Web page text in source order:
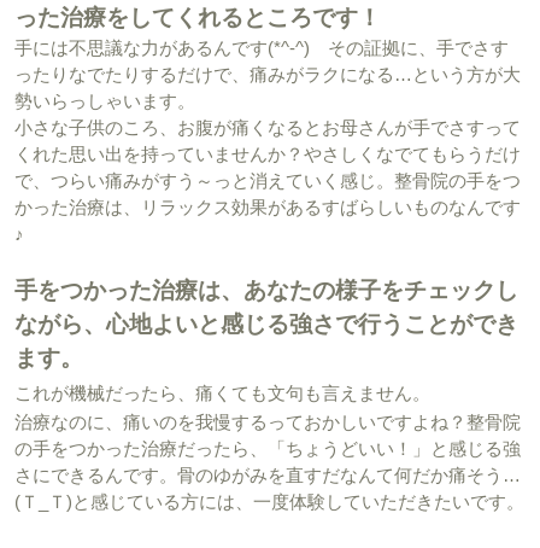
った治療をしてくれるところです！
手には不思議な力があるんです(*^-^) その証拠に、手でさす
ったりなでたりするだけで、痛みがラクになる…という方が大
勢いらっしゃいます。
小さな子供のころ、お腹が痛くなるとお母さんが手でさすって
くれた思い出を持っていませんか？やさしくなでてもらうだけ
で、つらい痛みがすう～っと消えていく感じ。整骨院の手をつ
かった治療は、リラックス効果があるすばらしいものなんです
♪
手をつかった治療は、あなたの様子をチェックし
ながら、心地よいと感じる強さで行うことができ
ます。
これが機械だったら、痛くても文句も言えません。
治療なのに、痛いのを我慢するっておかしいですよね？整骨院
の手をつかった治療だったら、「ちょうどいい！」と感じる強
さにできるんです。骨のゆがみを直すだなんて何だか痛そう…
(Ｔ_Ｔ)と感じている方には、一度体験していただきたいです。